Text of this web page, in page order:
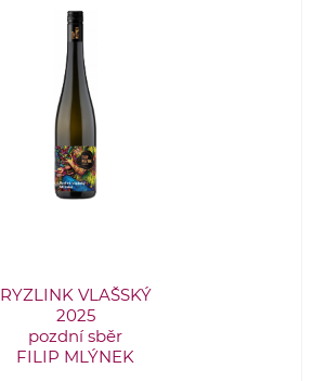
RYZLINK VLAŠSKÝ
2025
pozdní sběr
FILIP MLÝNEK